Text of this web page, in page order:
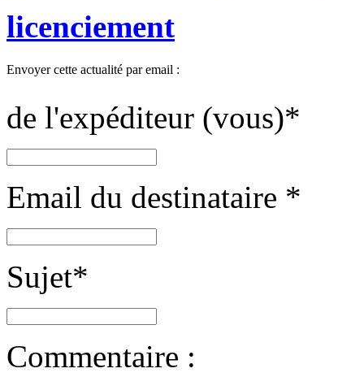
licenciement
Envoyer cette actualité par email :
de l'expéditeur (vous)*
Email du destinataire *
Sujet*
Commentaire :